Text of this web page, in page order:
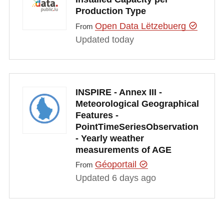
Production Type
From Open Data Lëtzebuerg
Updated today
INSPIRE - Annex III -
Meteorological Geographical
Features -
PointTimeSeriesObservation
- Yearly weather
measurements of AGE
From Géoportail
Updated 6 days ago